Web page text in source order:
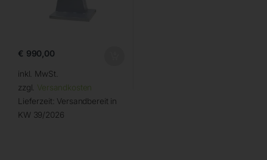
€ 990,00
inkl. MwSt.
zzgl. Versandkosten
Lieferzeit: Versandbereit in
KW 39/2026